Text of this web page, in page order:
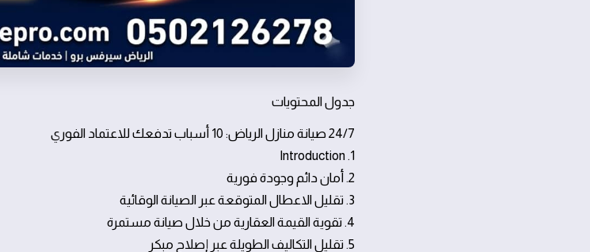
جدول المحتويات
24/7 صيانة منازل الرياض: 10 أسباب تدفعك للاعتماد الفوري
1. Introduction
2. أمان دائم وجودة فورية
3. تقليل الاعطال المتوقعة عبر الصيانة الوقائية
4. تقوية القيمة العقارية من خلال صيانة مستمرة
5. تقليل التكاليف الطويلة عبر إصلاح مبكر